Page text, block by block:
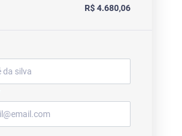
R$ 4.680,06